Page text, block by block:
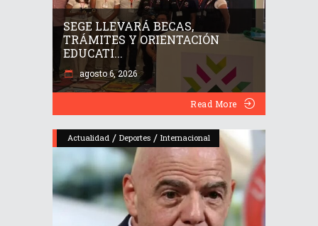
SEGE LLEVARÁ BECAS,
TRÁMITES Y ORIENTACIÓN
EDUCATI...
agosto 6, 2026
Read More
Actualidad / Deportes / Internacional